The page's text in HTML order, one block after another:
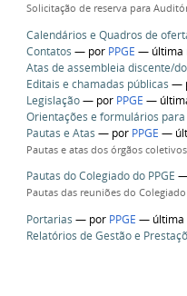
Solicitação de reserva para
Calendários e Quadros de
Contatos — por PPGE — última
Atas de assembleia discente/
Editais e chamadas públicas —
Legislação— por PPGE —
Orientações e formulários para
Pautas e Atas — por PPGE —
Pautas e atas dos órgãos
Pautas do Colegiado do PPGE
Pautas das reuniões do Colegiado
Portarias — por PPGE — última
Relatórios de Gestão e